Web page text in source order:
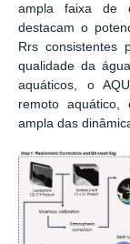
ampla faixa de
destacam o
Rrs consistentes
qualidade da
aquáticos, o
remoto aquático,
ampla das